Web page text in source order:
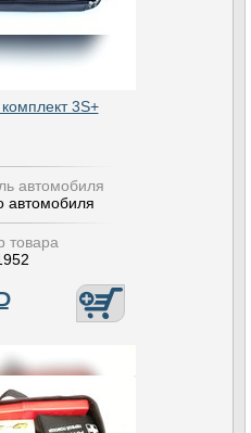
3S+
автомобиля
автомобиля
товара